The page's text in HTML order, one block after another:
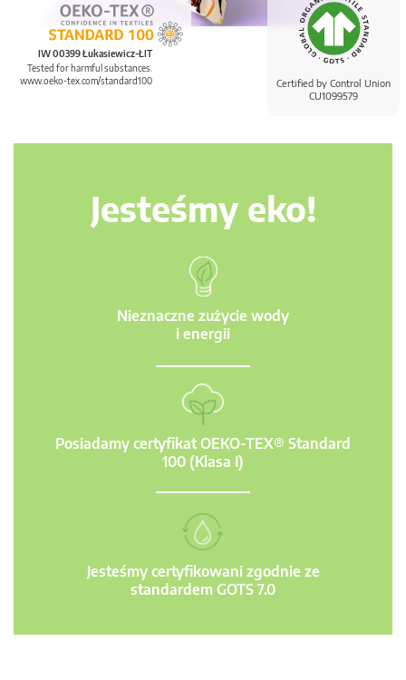
Certified by Control Union
CU1099579
IW 00399 Łukasiewicz-ŁIT
Tested for harmful substances.
www.oeko-tex.com/standard100
Jesteśmy eko!
Nieznaczne zużycie wody
i energii
Posiadamy certyfikat OEKO-TEX® Standard
100 (Klasa I)
Jesteśmy certyfikowani zgodnie ze
standardem GOTS 7.0